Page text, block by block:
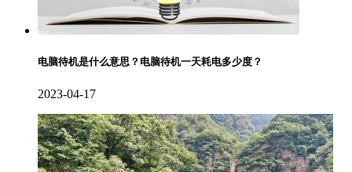
电脑待机是什么意思？电脑待机一天耗电多少度？
2023-04-17